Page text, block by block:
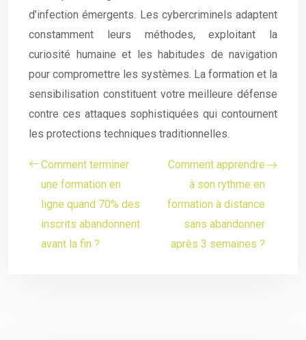
d’infection émergents. Les cybercriminels adaptent
constamment leurs méthodes, exploitant la
curiosité humaine et les habitudes de navigation
pour compromettre les systèmes. La formation et la
sensibilisation constituent votre meilleure défense
contre ces attaques sophistiquées qui contournent
les protections techniques traditionnelles.
Comment terminer
une formation en
ligne quand 70% des
inscrits abandonnent
avant la fin ?
Comment apprendre
à son rythme en
formation à distance
sans abandonner
après 3 semaines ?